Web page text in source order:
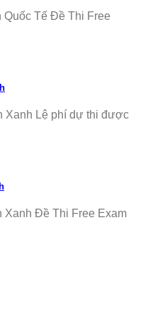
Tế Đề Thi Free
Xanh Lệ phí dự thi được
Xanh Đề Thi Free Exam